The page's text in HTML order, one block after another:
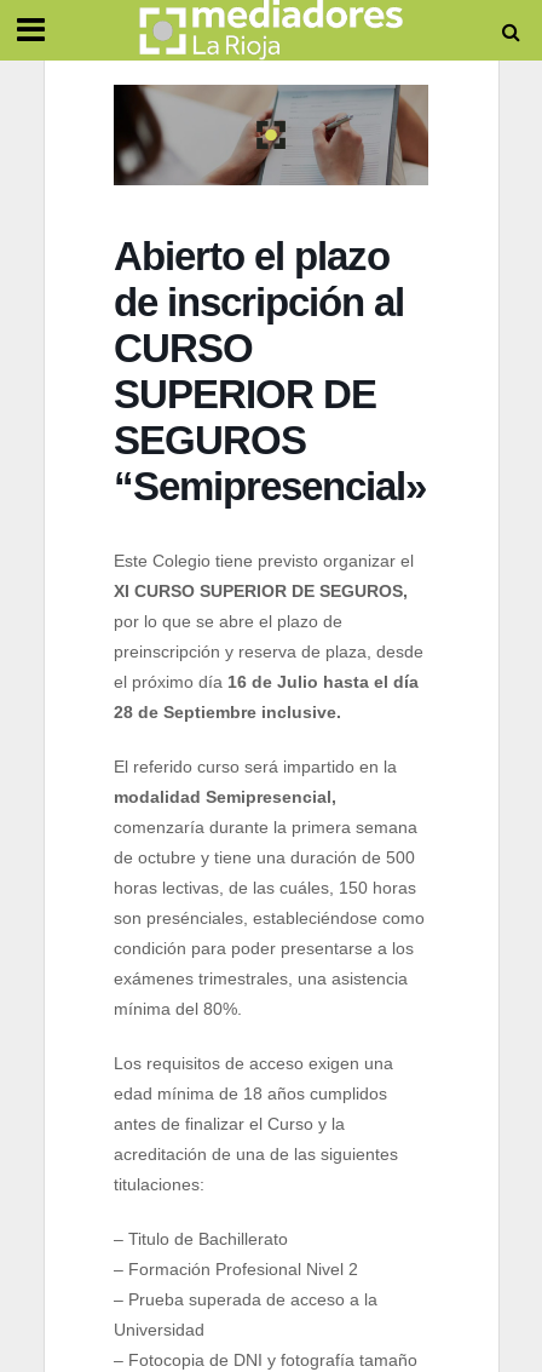
Abierto el plazo
de inscripción al
CURSO
SUPERIOR DE
SEGUROS
“Semipresencial»
Este Colegio tiene previsto organizar el
XI CURSO SUPERIOR DE SEGUROS,
por lo que se abre el plazo de
preinscripción y reserva de plaza, desde
el próximo día 16 de Julio hasta el día
28 de Septiembre inclusive.
El referido curso será impartido en la
modalidad Semipresencial,
comenzaría durante la primera semana
de octubre y tiene una duración de 500
horas lectivas, de las cuáles, 150 horas
son presénciales, estableciéndose como
condición para poder presentarse a los
exámenes trimestrales, una asistencia
mínima del 80%.
Los requisitos de acceso exigen una
edad mínima de 18 años cumplidos
antes de finalizar el Curso y la
acreditación de una de las siguientes
titulaciones:
– Titulo de Bachillerato
– Formación Profesional Nivel 2
– Prueba superada de acceso a la
Universidad
– Fotocopia de DNI y fotografía tamaño